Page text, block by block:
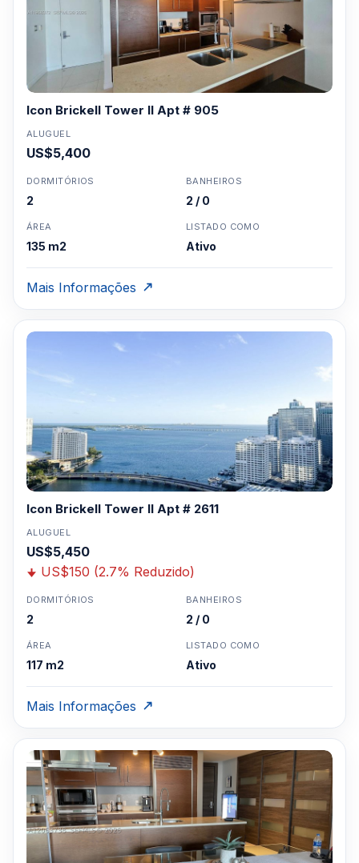
Icon Brickell Tower II Apt # 905
ALUGUEL
US$5,400
DORMITÓRIOS
2
BANHEIROS
2 / 0
ÁREA
135 m2
LISTADO COMO
Ativo
Mais Informações
Icon Brickell Tower II Apt # 2611
ALUGUEL
US$5,450
US$150 (2.7% Reduzido)
DORMITÓRIOS
2
BANHEIROS
2 / 0
ÁREA
117 m2
LISTADO COMO
Ativo
Mais Informações